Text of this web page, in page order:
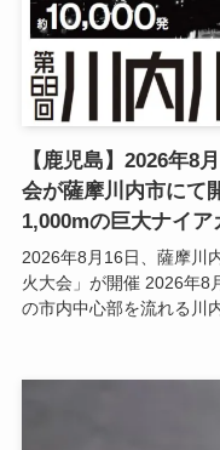
【鹿児島】2026年8
会が薩摩川内市にて
1,000mの巨大ナイ
2026年8月16日、薩摩川
火大会」が開催 2026年8
の市内中心部を流れる川